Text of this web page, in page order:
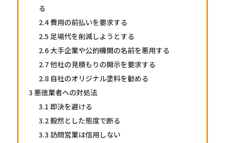
る
2.4 費用の前払いを要求する
2.5 足場代を削減しようとする
2.6大手企業や公的機関の名前を悪用する
2.7他社の見積もりの開示を要求する
2.8 自社のオリジナル塗料を勧める
3 悪徳業者への対処法
3.1 即決を避ける
3.2毅然とした態度で断る
3.3 訪問営業は信用しない